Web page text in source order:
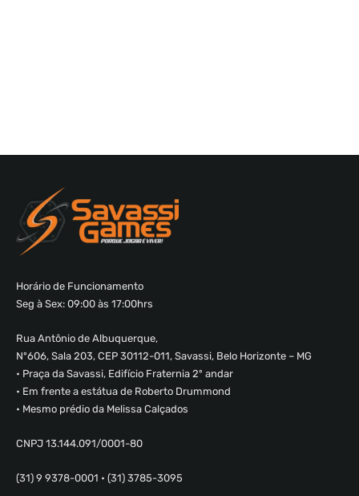
Horário de Funcionamento
Seg à Sex: 09:00 às 17:00hrs
Rua Antônio de Albuquerque,
Nº606, Sala 203, CEP 30112-011, Savassi, Belo Horizonte – MG
• Praça da Savassi, Edifício Fraternia 2º andar
• Em frente a estátua de Roberto Drummond
• Mesmo prédio da Melissa Calçados
CNPJ 13.144.091/0001-80
(31) 9 9378-0001 • (31) 3785-3095